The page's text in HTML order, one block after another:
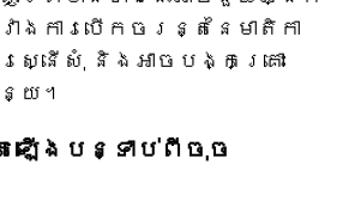
ាងការបើកចរន្តនៃមាតិកា
រស្នើសុំ និងអាចបង្កគ្រោះ
ន្យ។
តឡើងបន្ទាប់ពីចុច